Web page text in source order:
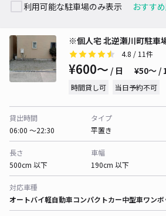
利用可能な駐車場のみ表示
※個人宅 北逆瀬川町駐車
4.8 / 11件
¥600〜 / 日 ¥50〜 /
時間貸し可 当日予約不可
貸出時間
06:00 〜22:30
タイプ
平置き
長さ
500cm 以下
車幅
190cm 以下
対応車種
オートバイ軽自動車コンパクトカー中型車ワンボ